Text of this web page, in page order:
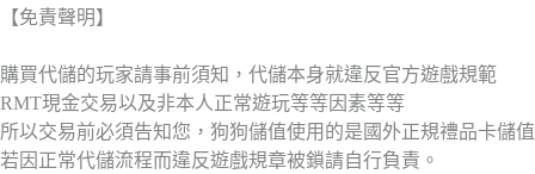
【免責聲明】
購買代儲的玩家請事前須知，代儲本身就違反官方遊戲規範
RMT現金交易以及非本人正常遊玩等等因素等等
所以交易前必須告知您，狗狗儲值使用的是國外正規禮品卡儲值
若因正常代儲流程而違反遊戲規章被鎖請自行負責。